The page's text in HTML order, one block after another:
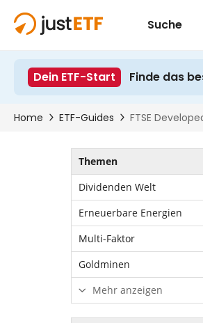
Themen
Dividenden Welt
Erneuerbare Energien
Multi-Faktor
Goldminen
Mehr anzeigen